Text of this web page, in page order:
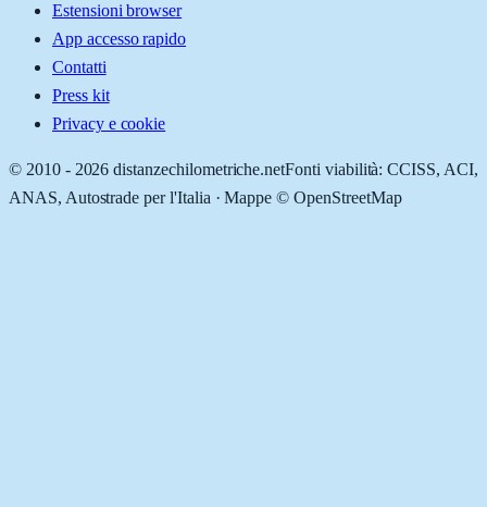
Estensioni browser
App accesso rapido
Contatti
Press kit
Privacy e cookie
© 2010 - 2026 distanzechilometriche.netFonti viabilità: CCISS, ACI,
ANAS, Autostrade per l'Italia · Mappe © OpenStreetMap